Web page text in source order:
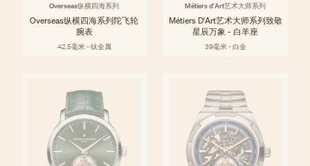
Overseas纵横四海系列
Overseas纵横四海系列陀飞轮
腕表
42.5毫米 - 钛金属
Métiers d'Art艺术大师系列
Métiers D'Art艺术大师系列致敬
星辰万象 - 白羊座
39毫米 - 白金